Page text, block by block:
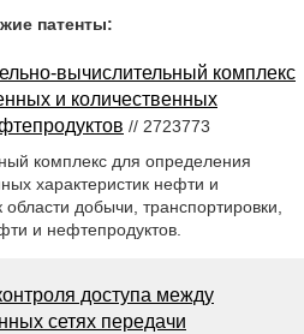
патенты:
вычислительный комплекс
и количественных
// 2723773
комплекс для определения
характеристик нефти и
добычи, транспортировки,
и нефтепродуктов.
доступа между
сетях передачи